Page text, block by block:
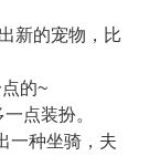
新的宠物，比
的~
点装扮。
一种坐骑，夫